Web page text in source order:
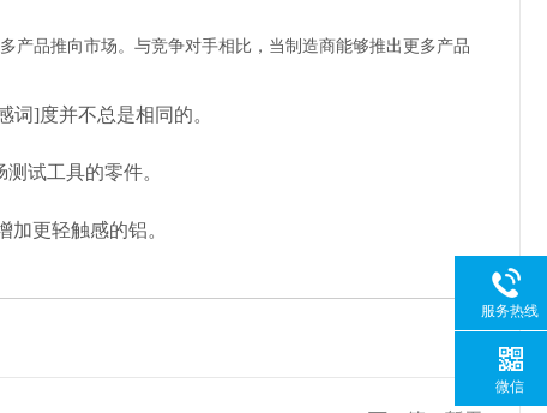
产品推向市场。与竞争对手相比，当制造商能够推出更多产品
]度并不总是相同的。
试工具的零件。
更轻触感的铝。
服务热线
微信